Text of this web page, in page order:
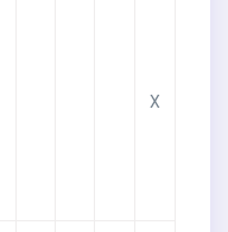
X